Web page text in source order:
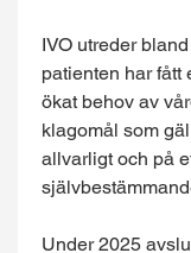
IVO utreder
patienten har fått
ökat behov av
klagomål som
allvarligt och på
Under 2025